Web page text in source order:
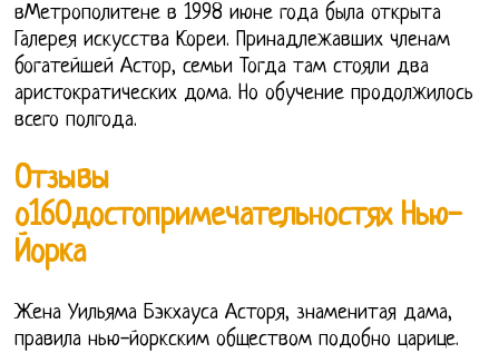
вМетрополитене в 1998 июне года была открыта
Галерея искусства Кореи. Принадлежавших членам
богатейшей Астор, семьи Тогда там стояли два
аристократических дома. Но обучение продолжилось
всего полгода.
Отзывы
о160достопримечательностях Нью-
Йорка
Жена Уильяма Бэкхауса Асторя, знаменитая дама,
правила нью-йоркским обществом подобно царице.